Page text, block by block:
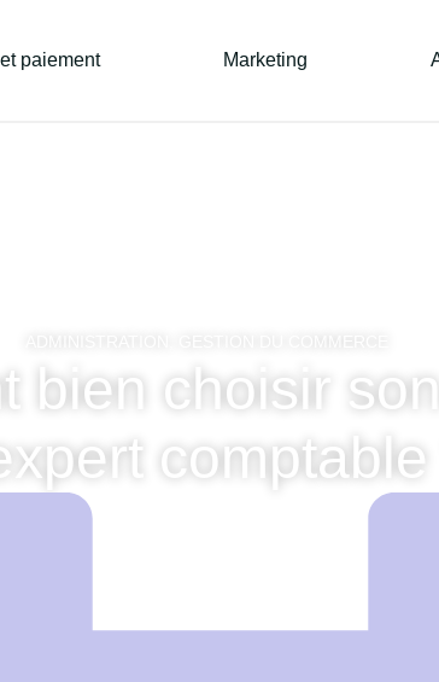
paiement Marketing
bien choisir
comptable